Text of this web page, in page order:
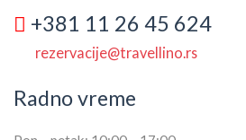
+381 11 26 45 624
rezervacije@travellino.rs
Radno vreme